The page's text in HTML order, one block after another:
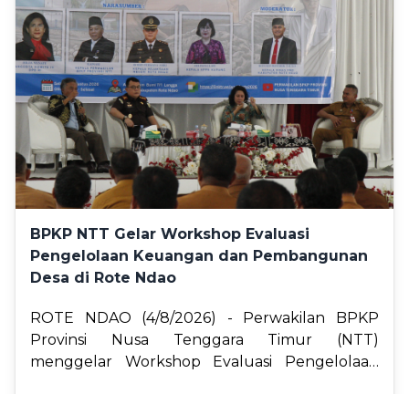
BPKP NTT Gelar Workshop Evaluasi
Pengelolaan Keuangan dan Pembangunan
Desa di Rote Ndao
ROTE NDAO (4/8/2026) - Perwakilan BPKP
Provinsi Nusa Tenggara Timur (NTT)
menggelar Workshop Evaluasi Pengelolaan